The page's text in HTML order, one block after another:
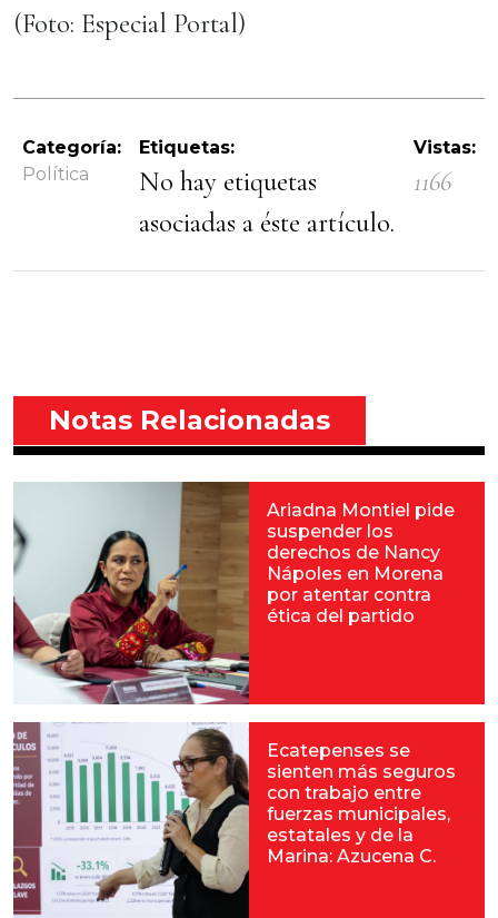
(Foto: Especial Portal)
Categoría:
Política
Etiquetas:
No hay etiquetas
asociadas a éste artículo.
Vistas:
1166
Notas Relacionadas
Ariadna Montiel pide
suspender los
derechos de Nancy
Nápoles en Morena
por atentar contra
ética del partido
Ecatepenses se
sienten más seguros
con trabajo entre
fuerzas municipales,
estatales y de la
Marina: Azucena C.